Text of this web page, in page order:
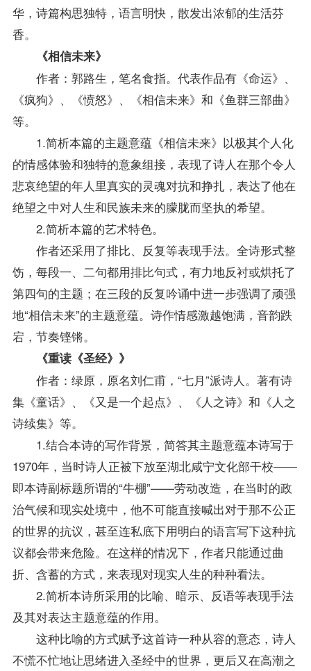
华，诗篇构思独特，语言明快，散发出浓郁的生活芬
香。
《相信未来》
作者：郭路生，笔名食指。代表作品有《命运》、
《疯狗》、《愤怒》、《相信未来》和《鱼群三部曲》
等。
1.简析本篇的主题意蕴《相信未来》以极其个人化
的情感体验和独特的意象组接，表现了诗人在那个令人
悲哀绝望的年人里真实的灵魂对抗和挣扎，表达了他在
绝望之中对人生和民族未来的朦胧而坚执的希望。
2.简析本篇的艺术特色。
作者还采用了排比、反复等表现手法。全诗形式整
饬，每段一、二句都用排比句式，有力地反衬或烘托了
第四句的主题；在三段的反复吟诵中进一步强调了顽强
地“相信未来”的主题意蕴。诗作情感激越饱满，音韵跌
宕，节奏铿锵。
《重读《圣经》》
作者：绿原，原名刘仁甫，“七月”派诗人。著有诗
集《童话》、《又是一个起点》、《人之诗》和《人之
诗续集》等。
1.结合本诗的写作背景，简答其主题意蕴本诗写于
1970年，当时诗人正被下放至湖北咸宁文化部干校——
即本诗副标题所谓的“牛棚”——劳动改造，在当时的政
治气候和现实处境中，他不可能直接喊出对于那不公正
的世界的抗议，甚至连私底下用明白的语言写下这种抗
议都会带来危险。在这样的情况下，作者只能通过曲
折、含蓄的方式，来表现对现实人生的种种看法。
2.简析本诗所采用的比喻、暗示、反语等表现手法
及其对表达主题意蕴的作用。
这种比喻的方式赋予这首诗一种从容的意态，诗人
不慌不忙地让思绪进入圣经中的世界，更后又在高潮之